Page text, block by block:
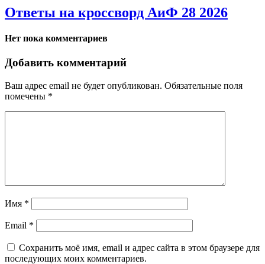
Ответы на кроссворд АиФ 28 2026
Нет пока комментариев
Добавить комментарий
Ваш адрес email не будет опубликован. Обязательные поля
помечены *
Имя *
Email *
Сохранить моё имя, email и адрес сайта в этом браузере для
последующих моих комментариев.